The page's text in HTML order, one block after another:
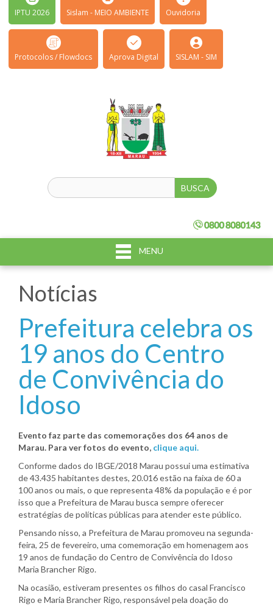
IPTU 2026 Sislam - MEIO AMBIENTE Ouvidoria
Protocolos / Flowdocs Aprova Digital SISLAM - SIM
MENU
Notícias
Prefeitura celebra os
19 anos do Centro
de Convivência do
Idoso
Evento faz parte das comemorações dos 64 anos de
Marau. Para ver fotos do evento, clique aqui.
Conforme dados do IBGE/2018 Marau possui uma estimativa
de 43.435 habitantes destes, 20.016 estão na faixa de 60 a
100 anos ou mais, o que representa 48% da população e é por
isso que a Prefeitura de Marau busca sempre oferecer
estratégias de políticas públicas para atender este público.
Pensando nisso, a Prefeitura de Marau promoveu na segunda-
feira, 25 de fevereiro, uma comemoração em homenagem aos
19 anos de fundação do Centro de Convivência do Idoso
Maria Brancher Rigo.
Na ocasião, estiveram presentes os filhos do casal Francisco
Rigo e Maria Brancher Rigo, responsável pela doação do